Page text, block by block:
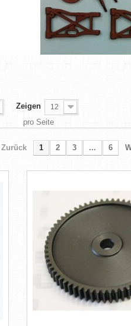
Zeigen 12
pro Seite
Zurück 1 2 3 ... 6